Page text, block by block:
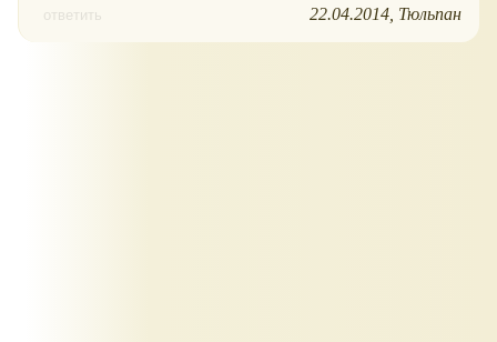
ответить 22.04.2014 Тюльпан